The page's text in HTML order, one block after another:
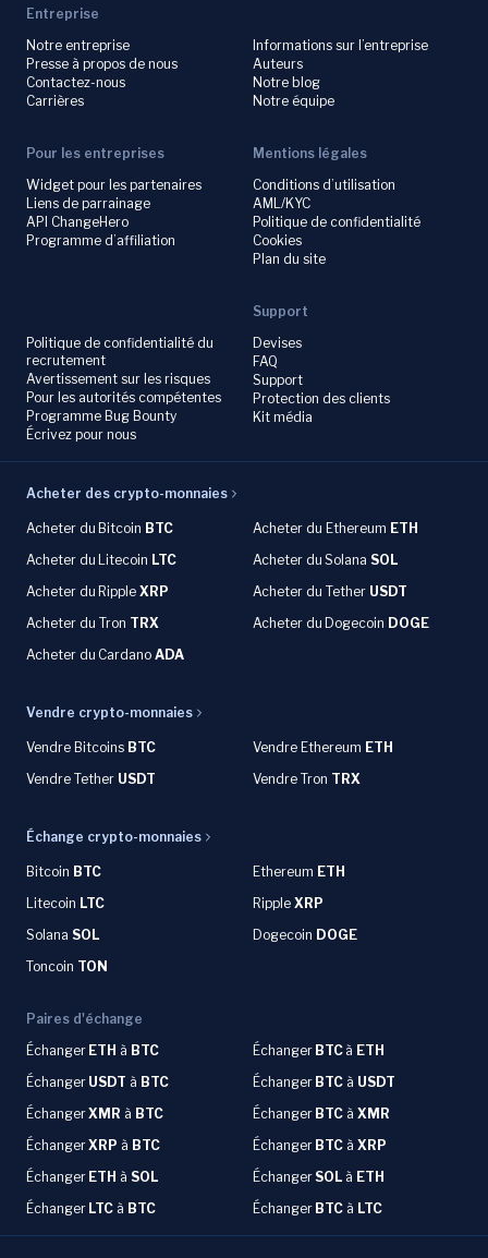
Entreprise
Notre entreprise
Presse à propos de nous
Contactez-nous
Carrières
Informations sur l’entreprise
Auteurs
Notre blog
Notre équipe
Pour les entreprises
Widget pour les partenaires
Liens de parrainage
API ChangeHero
Programme d’affiliation
Mentions légales
Conditions d’utilisation
AML/KYC
Politique de confidentialité
Cookies
Plan du site
Politique de confidentialité du
recrutement
Avertissement sur les risques
Pour les autorités compétentes
Programme Bug Bounty
Écrivez pour nous
Support
Devises
FAQ
Support
Protection des clients
Kit média
Acheter des crypto-monnaies
Acheter du Bitcoin BTC Acheter du Ethereum ETH
Acheter du Litecoin LTC Acheter du Solana SOL
Acheter du Ripple XRP Acheter du Tether USDT
Acheter du Tron TRX Acheter du Dogecoin DOGE
Acheter du Cardano ADA
Vendre crypto-monnaies
Vendre Bitcoins BTC Vendre Ethereum ETH
Vendre Tether USDT Vendre Tron TRX
Échange crypto-monnaies
Bitcoin BTC Ethereum ETH
Litecoin LTC Ripple XRP
Solana SOL Dogecoin DOGE
Toncoin TON
Paires d'échange
Échanger ETH à BTC Échanger BTC à ETH
Échanger USDT à BTC Échanger BTC à USDT
ÉchangerXMR à BTC Échanger BTC à XMR
ÉchangerXRP à BTC Échanger BTC à XRP
Échanger ETH à SOL ÉchangerSOL à ETH
Échanger LTC à BTC Échanger BTC à LTC